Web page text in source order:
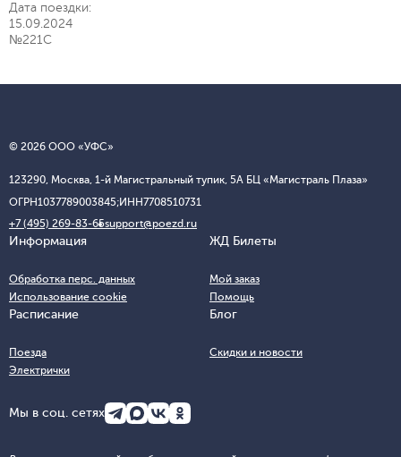
Дата поездки:
15.09.2024
№221С
© 2026 ООО «УФС»
123290, Москва, 1-й Магистральный тупик, 5А БЦ «Магистраль Плаза»
ОГРН1037789003845;ИНН7708510731
+7 (495) 269-83-65support@poezd.ru
Информация
Обработка перс. данных
Использование cookie
ЖД Билеты
Мой заказ
Помощь
Расписание
Поезда
Электрички
Блог
Скидки и новости
Мы в соц. сетях